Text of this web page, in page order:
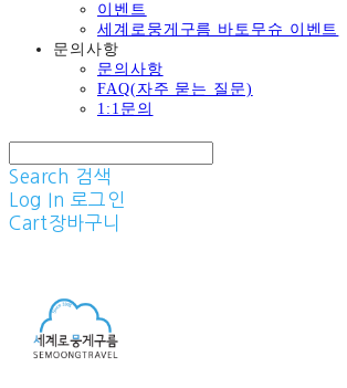
이벤트
세계로뭉게구름 바토무슈 이벤트
문의사항
문의사항
FAQ(자주 묻는 질문)
1:1문의
Search 검색
Log In 로그인
Cart장바구니